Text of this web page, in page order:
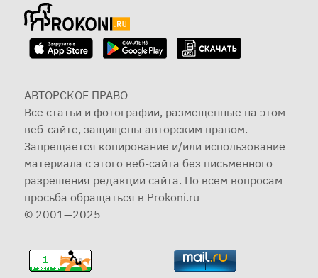
АВТОРСКОЕ ПРАВО
Все статьи и фотографии, размещенные на этом
веб-сайте, защищены авторским правом.
Запрещается копирование и/или использование
материала с этого веб-сайта без письменного
разрешения редакции сайта. По всем вопросам
просьба обращаться в Prokoni.ru
© 2001—2025